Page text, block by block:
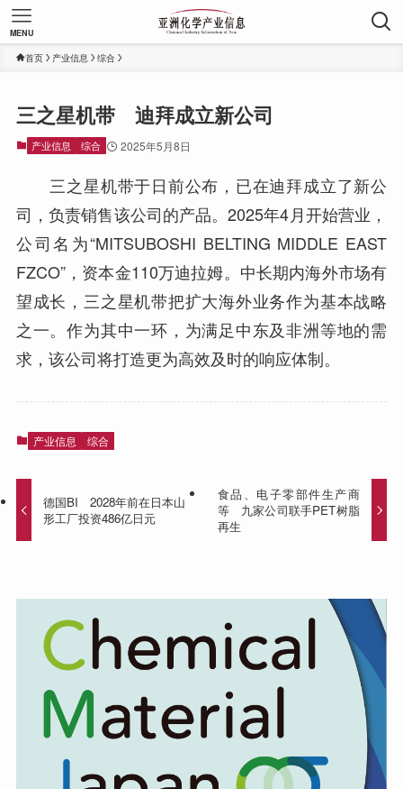
MENU
首页 产业信息 综合
三之星机带 迪拜成立新公司
产业信息 综合 2025年5月8日
三之星机带于日前公布，已在迪拜成立了新公
司，负责销售该公司的产品。2025年4月开始营业，
公司名为“MITSUBOSHI BELTING MIDDLE EAST
FZCO”，资本金110万迪拉姆。中长期内海外市场有
望成长，三之星机带把扩大海外业务作为基本战略
之一。作为其中一环，为满足中东及非洲等地的需
求，该公司将打造更为高效及时的响应体制。
产业信息 综合
德国BI 2028年前在日本山
形工厂投资486亿日元
食品、电子零部件生产商
等 九家公司联手PET树脂
再生